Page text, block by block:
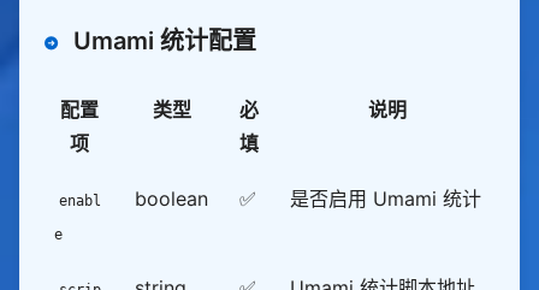
Umami 统计配置
配置
项
类型
必
填
说明
enabl
e
boolean ✅ 是否启用 Umami 统计